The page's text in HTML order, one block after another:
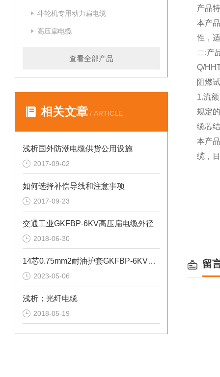
斗轮机专用动力扁电缆
高压扁电缆
查看全部产品
相关文章 / ARTICLE
浅析国外防潮电缆供货公用设施
2017-09-02
如何选择补偿导线和注意事项
2017-09-23
交通工业GKFBP-6KV高压扁电缆外径
2018-06-30
14芯0.75mm2耐油护套GKFBP-6KV扁平电缆
2023-05-06
浅析；光纤电缆
2018-05-19
产品
本产
性，
二:产
Q/
阻燃
1.流
规定
缆芯
本产
缆，
留